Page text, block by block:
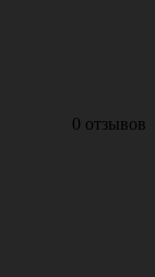
0 отзывов